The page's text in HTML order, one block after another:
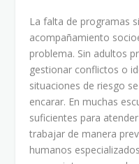
La falta de programas
acompañamiento
problema. Sin adultos
gestionar conflictos o
situaciones de riesgo
encarar. En muchas
suficientes para
trabajar de manera
humanos